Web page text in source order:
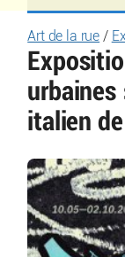
Art de la rue /
urbaines
italien